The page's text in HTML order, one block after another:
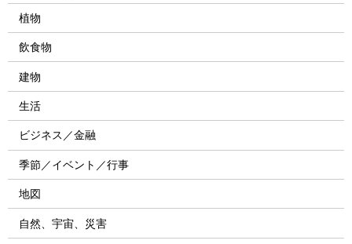
植物
飲食物
建物
生活
ビジネス／金融
季節／イベント／行事
地図
自然、宇宙、災害